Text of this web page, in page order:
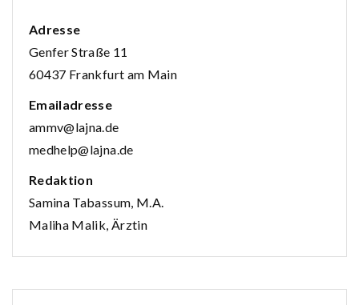
Adresse
Genfer Straße 11
60437 Frankfurt am Main
Emailadresse
ammv@lajna.de
medhelp@lajna.de
Redaktion
Samina Tabassum, M.A.
Maliha Malik, Ärztin